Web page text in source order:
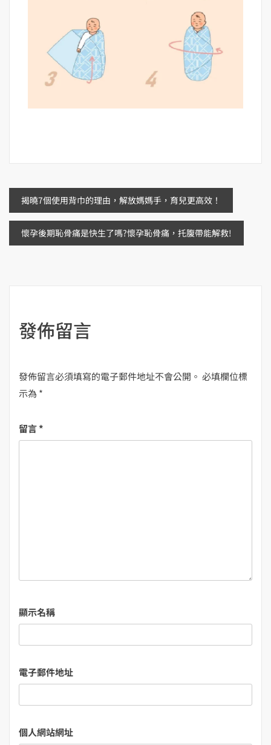
文
章
揭曉7個使用背巾的理由，解放媽媽手，育兒更高效！
懷孕後期恥骨痛是快生了嗎?懷孕恥骨痛，托腹帶能解救!
發佈留言
發佈留言必須填寫的電子郵件地址不會公開。 必填欄位標
示為 *
留言*
顯示名稱
電子郵件地址
個人網站網址